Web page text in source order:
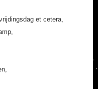
et cetera,